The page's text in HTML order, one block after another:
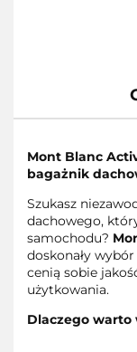
Mont Blanc
bagażnik
Szukasz
dachowego,
samochodu?
doskonały
cenią sobie
użytkowania.
Dlaczego warto